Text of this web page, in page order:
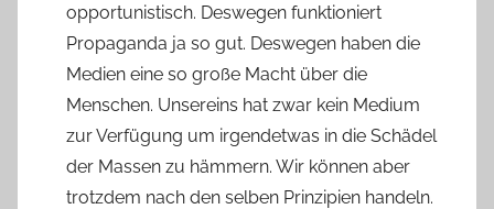
opportunistisch. Deswegen funktioniert
Propaganda ja so gut. Deswegen haben die
Medien eine so große Macht über die
Menschen. Unsereins hat zwar kein Medium
zur Verfügung um irgendetwas in die Schädel
der Massen zu hämmern. Wir können aber
trotzdem nach den selben Prinzipien handeln.